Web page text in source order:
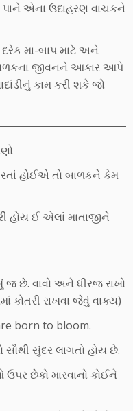
એના ઉદાહરણ વાચકને
મા-બાપ માટે અને
બાળકના જીવનને આકાર આપે
કામ કરી શકે જો
હોઈએ તો બાળકને કેમ
હોય ઈ એલાં માતાજીને
છે. વાવો અને ધીરજ રાખો
રાખવા જેવું વાક્ય)
born to bloom.
સૌથી સુંદર લાગતો હોય છે.
છેકો મારવાનો કોઈને